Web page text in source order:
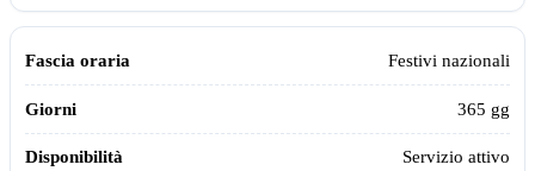
Festivi nazionali
365 gg
Servizio attivo